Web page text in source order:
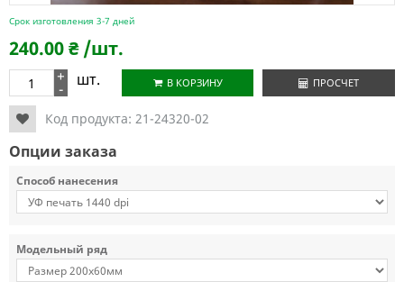
Срок изготовления 3-7 дней
240.00₴ /шт.
+
- шт. В КОРЗИНУ ПРОСЧЕТ
Код продукта: 21-24320-02
Опции заказа
Способ нанесения
Модельный ряд